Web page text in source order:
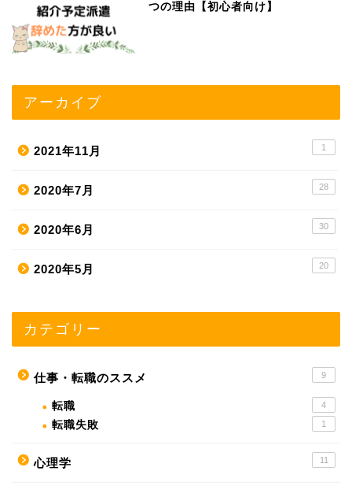
つの理由【初心者向け】
アーカイブ
2021年11月 1
2020年7月 28
2020年6月 30
2020年5月 20
カテゴリー
仕事・転職のススメ 9
転職 4
転職失敗 1
心理学 11